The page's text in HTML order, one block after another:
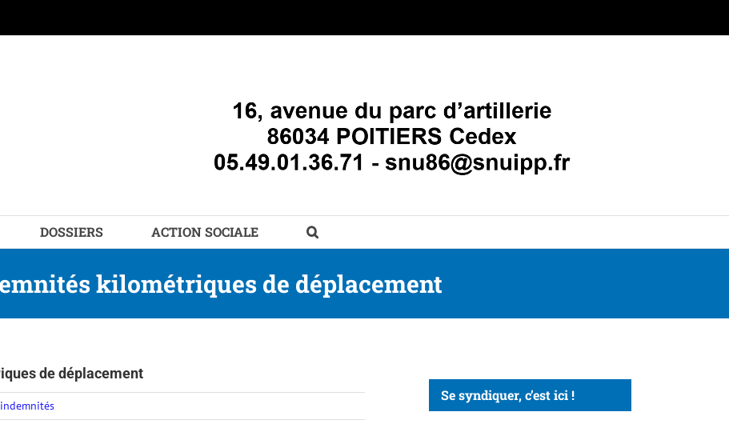
DOSSIERS ACTION SOCIALE
kilométriques de déplacement
de déplacement
indemnités
Se syndiquer, c’est ici !